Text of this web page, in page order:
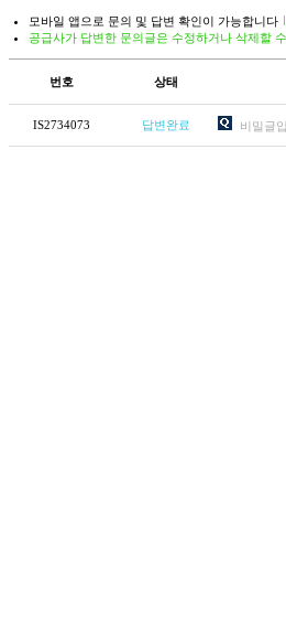
모바일 앱으로 문의 및 답변 확인이 가능합니다
공급사가 답변한 문의글은 수정하거나 삭제할
번호 상태
IS2734073 답변완료 비밀글